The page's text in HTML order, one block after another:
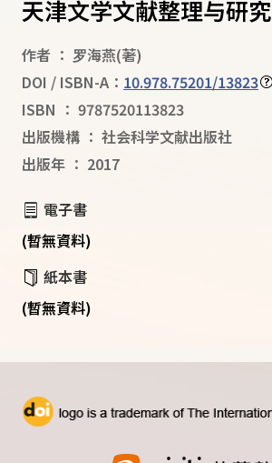
天津文学文献整理与研究
作者 ： 罗海燕(著)
DOI / ISBN-A： 10.978.75201/13823
ISBN ： 9787520113823
出版機構 ： 社会科学文献出版社
出版年 ： 2017
電子書
(暫無資料)
紙本書
(暫無資料)